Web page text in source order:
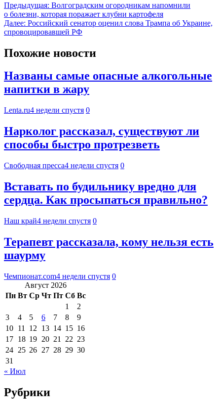
Предыдущая: Волгоградским огородникам напомнили
о болезни, которая поражает клубни картофеля
Далее: Российский сенатор оценил слова Трампа об Украине,
спровоцировавшей РФ
Похожие новости
Названы самые опасные алкогольные
напитки в жару
Lenta.ru4 недели спустя 0
Нарколог рассказал, существуют ли
способы быстро протрезветь
Свободная пресса4 недели спустя 0
Вставать по будильнику вредно для
сердца. Как просыпаться правильно?
Наш край4 недели спустя 0
Терапевт рассказала, кому нельзя есть
шаурму
Чемпионат.com4 недели спустя 0
Август 2026
Пн Вт Ср Чт Пт Сб Вс
1
2
3
4 5 6 7 8
9
10 11 12 13 14 15 16
17 18 19 20 21 22 23
24 25 26 27 28 29 30
31
« Июл
Рубрики